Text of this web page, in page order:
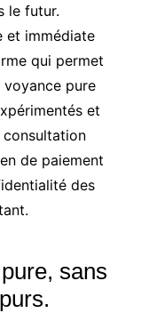
le futur.
et immédiate
qui permet
pure
et
consultation
de paiement
des
sans